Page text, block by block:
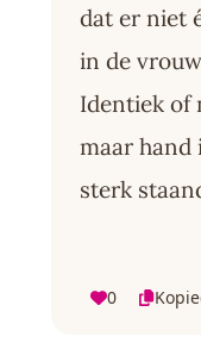
dat er niet
in de
Identiek of
maar hand
sterk
0